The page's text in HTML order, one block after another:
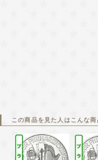
この商品を見た人はこんな